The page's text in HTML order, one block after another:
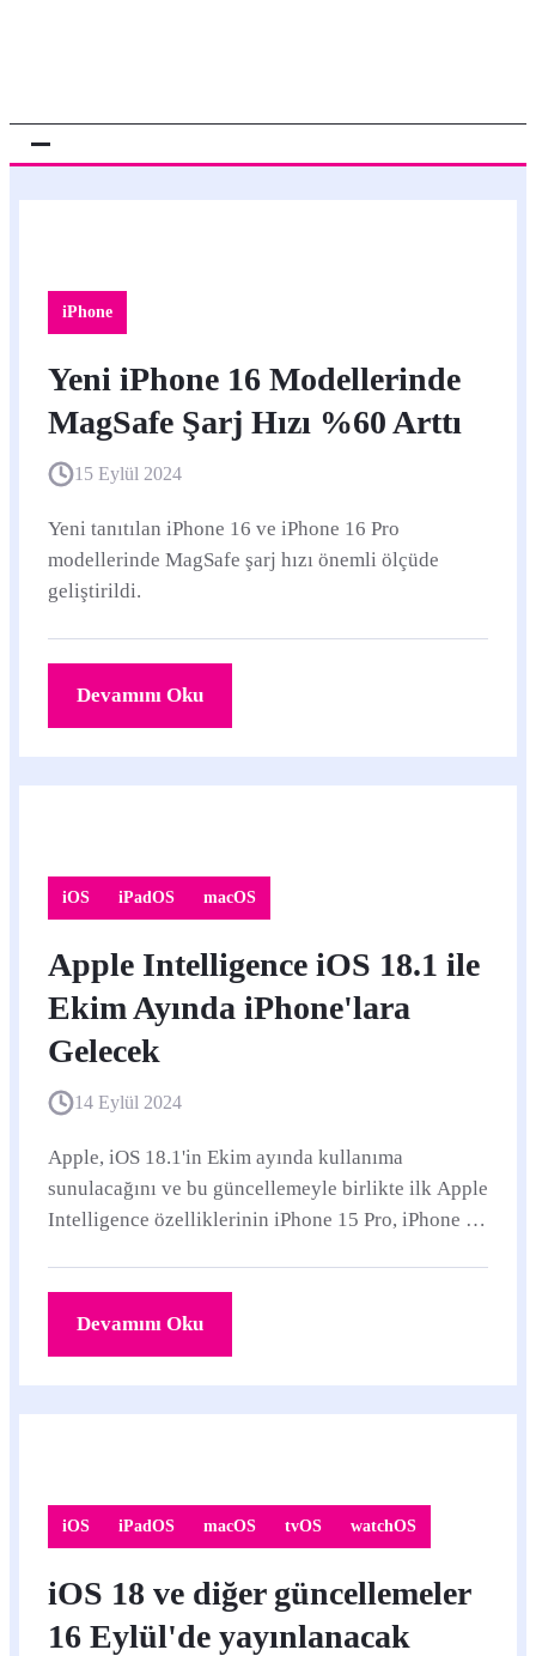
iPhone
Yeni iPhone 16 Modellerinde
MagSafe Şarj Hızı %60 Arttı
15 Eylül 2024
Yeni tanıtılan iPhone 16 ve iPhone 16 Pro
modellerinde MagSafe şarj hızı önemli ölçüde
geliştirildi.
Devamını Oku
iOS iPadOS macOS
Apple Intelligence iOS 18.1 ile
Ekim Ayında iPhone'lara
Gelecek
14 Eylül 2024
Apple, iOS 18.1'in Ekim ayında kullanıma
sunulacağını ve bu güncellemeyle birlikte ilk Apple
Intelligence özelliklerinin iPhone 15 Pro, iPhone 16
Devamını Oku
iOS iPadOS macOS tvOS watchOS
iOS 18 ve diğer güncellemeler
16 Eylül'de yayınlanacak